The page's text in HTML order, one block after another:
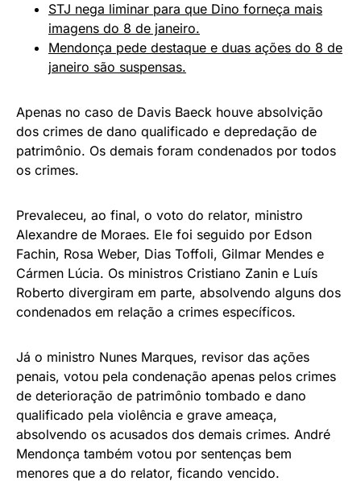
STJ nega liminar para que Dino forneça mais
imagens do 8 de janeiro.
Mendonça pede destaque e duas ações do 8 de
janeiro são suspensas.
Apenas no caso de Davis Baeck houve absolvição
dos crimes de dano qualificado e depredação de
patrimônio. Os demais foram condenados por todos
os crimes.
Prevaleceu, ao final, o voto do relator, ministro
Alexandre de Moraes. Ele foi seguido por Edson
Fachin, Rosa Weber, Dias Toffoli, Gilmar Mendes e
Cármen Lúcia. Os ministros Cristiano Zanin e Luís
Roberto divergiram em parte, absolvendo alguns dos
condenados em relação a crimes específicos.
Já o ministro Nunes Marques, revisor das ações
penais, votou pela condenação apenas pelos crimes
de deterioração de patrimônio tombado e dano
qualificado pela violência e grave ameaça,
absolvendo os acusados dos demais crimes. André
Mendonça também votou por sentenças bem
menores que a do relator, ficando vencido.